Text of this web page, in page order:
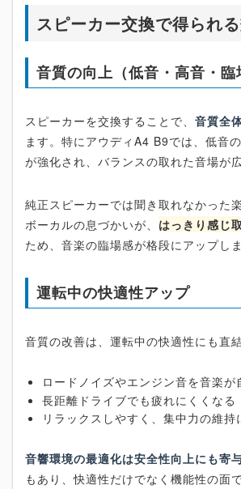
スピーカー交換で得られ
音質の向上（低音・高音・臨
スピーカーを交換することで、 音質全
ます。特にアウディA4 B9では、低音
が強化され、バランスの取れた音場が広
純正スピーカーでは聞き取れなかった
ボーカルの息づかいが、 はっきり感じ
ため、音楽の臨場感が格段にアップしま
運転中の快適性アップ
音質の改善は、運転中の快適性にも直結
ロードノイズやエンジン音を音楽が
長距離ドライブでも疲れにくくなる
リラックスしやすく、集中力の維持
音響環境の最適化は安全性向上にも寄
もあり、快適性だけでなく機能性の面